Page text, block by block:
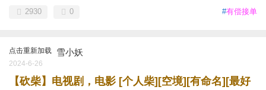
#有偿接单
2930 0
点击重新加载 雪小妖
2024-6-26
【砍柴】电视剧，电影 [个人柴][空境][有命名][最好